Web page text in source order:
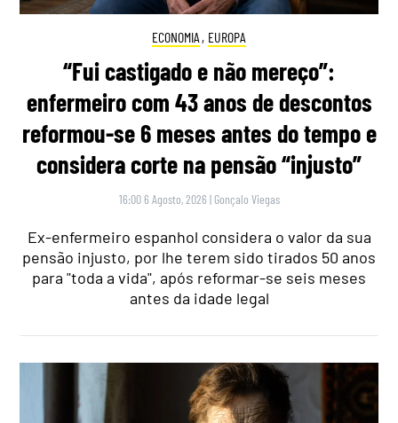
ECONOMIA , EUROPA
“Fui castigado e não mereço”:
enfermeiro com 43 anos de descontos
reformou-se 6 meses antes do tempo e
considera corte na pensão “injusto”
16:00 6 Agosto, 2026 | Gonçalo Viegas
Ex-enfermeiro espanhol considera o valor da sua
pensão injusto, por lhe terem sido tirados 50 anos
para "toda a vida", após reformar-se seis meses
antes da idade legal